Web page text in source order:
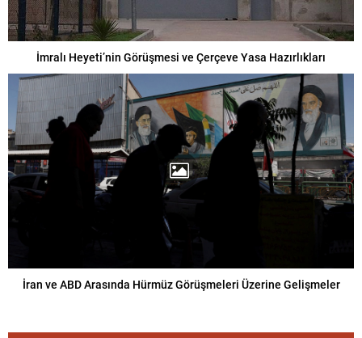
İmralı Heyeti’nin Görüşmesi ve Çerçeve Yasa Hazırlıkları
İran ve ABD Arasında Hürmüz Görüşmeleri Üzerine Gelişmeler